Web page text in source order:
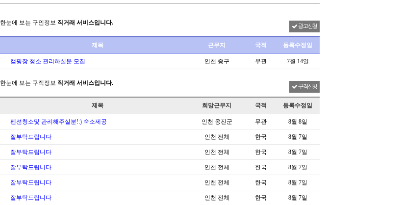
한눈에 보는 구인정보 직거래 서비스입니다.
광고신청
제목 근무지 국적 등록수정일
캠핑장 청소 관리하실분 모집 인천 중구 무관 7월 14일
한눈에 보는 구직정보 직거래 서비스입니다.
구직신청
제목 희망근무지 국적 등록수정일
펜션청소및 관리해주실분!:) 숙소제공 인천 옹진군 무관 8월 8일
잘부탁드립니다 인천 전체 한국 8월 7일
잘부탁드립니다 인천 전체 한국 8월 7일
잘부탁드립니다 인천 전체 한국 8월 7일
잘부탁드립니다 인천 전체 한국 8월 7일
잘부탁드립니다 인천 전체 한국 8월 7일